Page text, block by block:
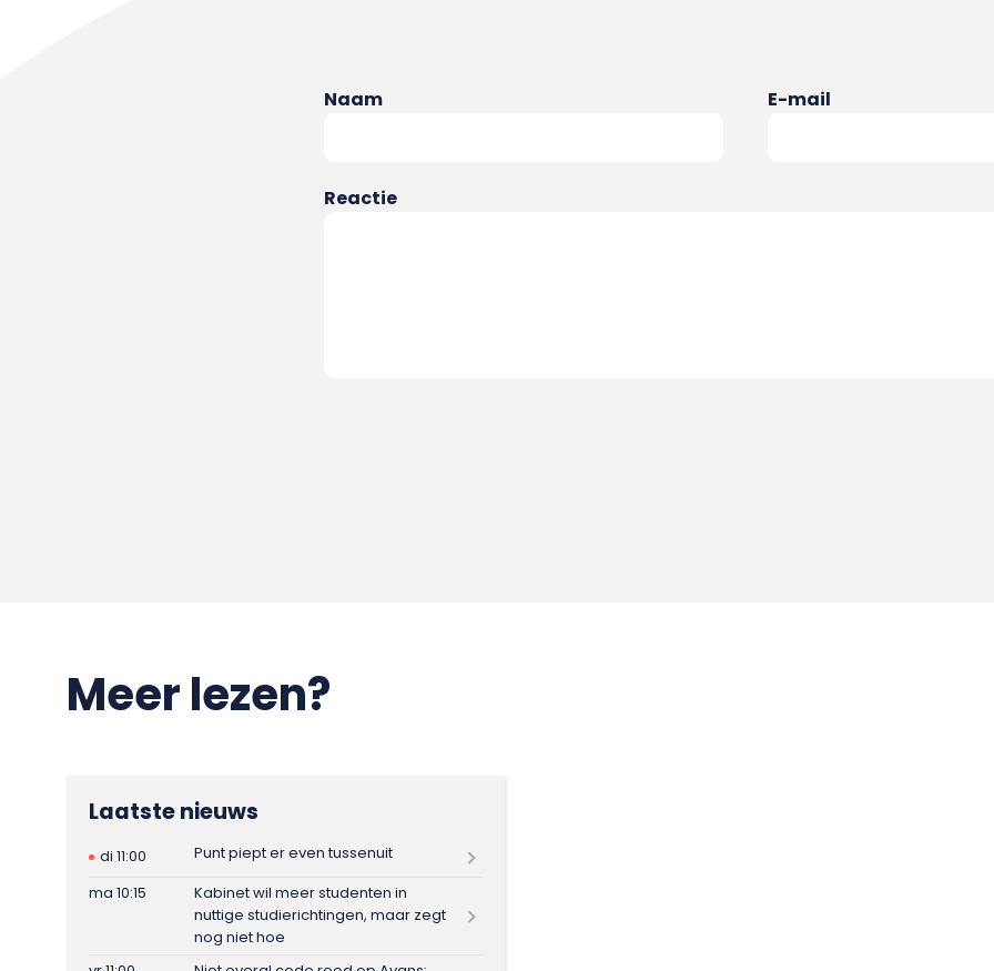
Naam E-mail
Reactie
Meer lezen?
Laatste nieuws
di 11:00
Punt piept er even tussenuit
ma 10:15
Kabinet wil meer studenten in
nuttige studierichtingen, maar zegt
nog niet hoe